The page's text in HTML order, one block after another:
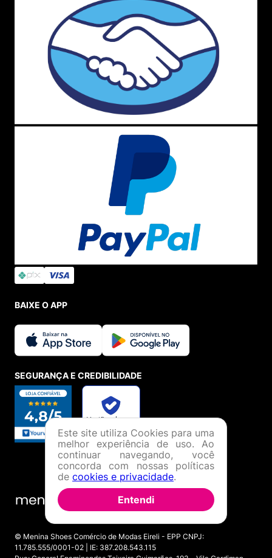
BAIXE O APP
SEGURANÇA E CREDIBILIDADE
© Menina Shoes Comércio de Modas Eireli - EPP CNPJ:
11.785.555/0001-02 | IE: 387.208.543.115
Este site utiliza Cookies para uma
melhor experiência de uso. Ao
continuar navegando, você
concorda com nossas políticas
de cookies e privacidade.
Entendi